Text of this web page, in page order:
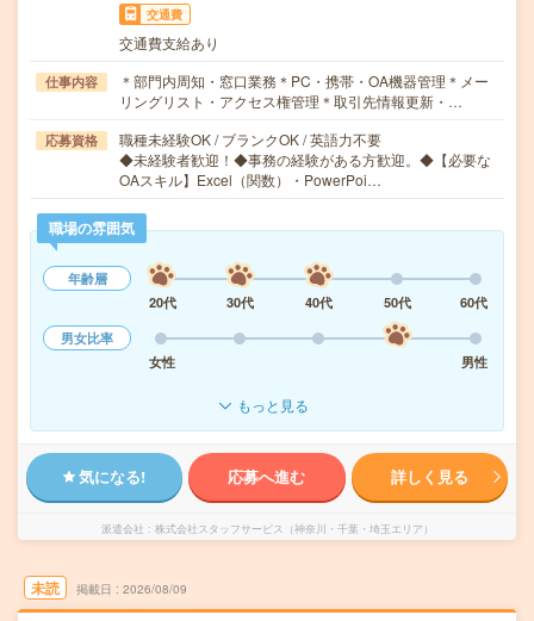
交通費
交通費支給あり
仕事内容
＊部門内周知・窓口業務＊PC・携帯・OA機器管理＊メー
リングリスト・アクセス権管理＊取引先情報更新・…
応募資格
職種未経験OK / ブランクOK / 英語力不要
◆未経験者歓迎！◆事務の経験がある方歓迎。◆【必要な
OAスキル】Excel（関数）・PowerPoi…
職場の雰囲気
年齢層
20代
30代 40代 50代
60代
男女比率
女性
男性
もっと見る
気になる! 応募へ進む 詳しく見る
派遣会社 株式会社スタッフサービス（神奈川・千葉・埼玉エリア）
未読 掲載日 2026/08/09